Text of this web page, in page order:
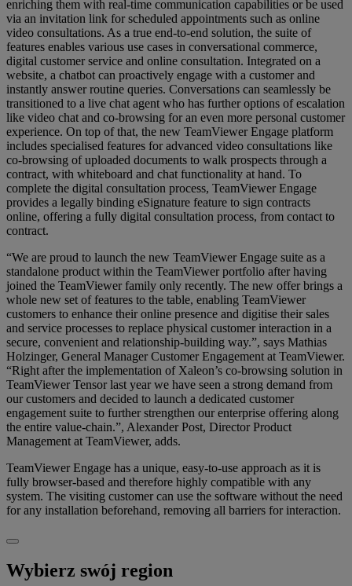
enriching them with real-time communication capabilities or be used
via an invitation link for scheduled appointments such as online
video consultations. As a true end-to-end solution, the suite of
features enables various use cases in conversational commerce,
digital customer service and online consultation. Integrated on a
website, a chatbot can proactively engage with a customer and
instantly answer routine queries. Conversations can seamlessly be
transitioned to a live chat agent who has further options of escalation
like video chat and co-browsing for an even more personal customer
experience. On top of that, the new TeamViewer Engage platform
includes specialised features for advanced video consultations like
co-browsing of uploaded documents to walk prospects through a
contract, with whiteboard and chat functionality at hand. To
complete the digital consultation process, TeamViewer Engage
provides a legally binding eSignature feature to sign contracts
online, offering a fully digital consultation process, from contact to
contract.
“We are proud to launch the new TeamViewer Engage suite as a
standalone product within the TeamViewer portfolio after having
joined the TeamViewer family only recently. The new offer brings a
whole new set of features to the table, enabling TeamViewer
customers to enhance their online presence and digitise their sales
and service processes to replace physical customer interaction in a
secure, convenient and relationship-building way.”, says Mathias
Holzinger, General Manager Customer Engagement at TeamViewer.
“Right after the implementation of Xaleon’s co-browsing solution in
TeamViewer Tensor last year we have seen a strong demand from
our customers and decided to launch a dedicated customer
engagement suite to further strengthen our enterprise offering along
the entire value-chain.”, Alexander Post, Director Product
Management at TeamViewer, adds.
TeamViewer Engage has a unique, easy-to-use approach as it is
fully browser-based and therefore highly compatible with any
system. The visiting customer can use the software without the need
for any installation beforehand, removing all barriers for interaction.
Wybierz swój region